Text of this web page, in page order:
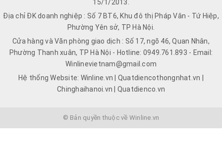
15/1/2013.
Địa chỉ ĐK doanh nghiệp : Số 7 BT6, Khu đô thị Pháp Vân - Tứ Hiệp,
Phường Yên sở, TP Hà Nội.
Cửa hàng và Văn phòng giao dịch : Số 17, ngõ 46, Quan Nhân,
Phường Thanh xuân, TP Hà Nội - Hotline: 0949.761.893 - Email:
Winlinevietnam@gmail.com
Hệ thống Website: Winline.vn | Quatdiencothongnhat.vn |
Chinghaihanoi.vn | Quatdienco.vn
© Bản quyền thuộc về Winline.vn